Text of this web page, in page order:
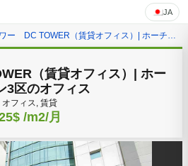
DC TOWER（賃貸オフィス）| ホーチミン3区のオフィス
（賃貸オフィス）| ホー
3区のオフィス
オフィス, 賃貸
/m2/月
JA